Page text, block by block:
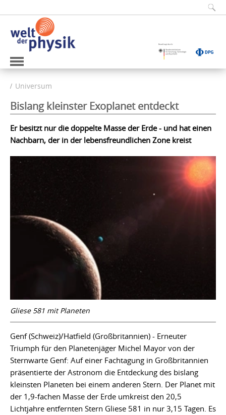
Universum
Bislang kleinster Exoplanet entdeckt
Er besitzt nur die doppelte Masse der Erde - und hat einen
Nachbarn, der in der lebensfreundlichen Zone kreist
Gliese 581 mit Planeten
Genf (Schweiz)/Hatfield (Großbritannien) - Erneuter
Triumph für den Planetenjäger Michel Mayor von der
Sternwarte Genf: Auf einer Fachtagung in Großbritannien
präsentierte der Astronom die Entdeckung des bislang
kleinsten Planeten bei einem anderen Stern. Der Planet mit
der 1,9-fachen Masse der Erde umkreist den 20,5
Lichtjahre entfernten Stern Gliese 581 in nur 3,15 Tagen. Es